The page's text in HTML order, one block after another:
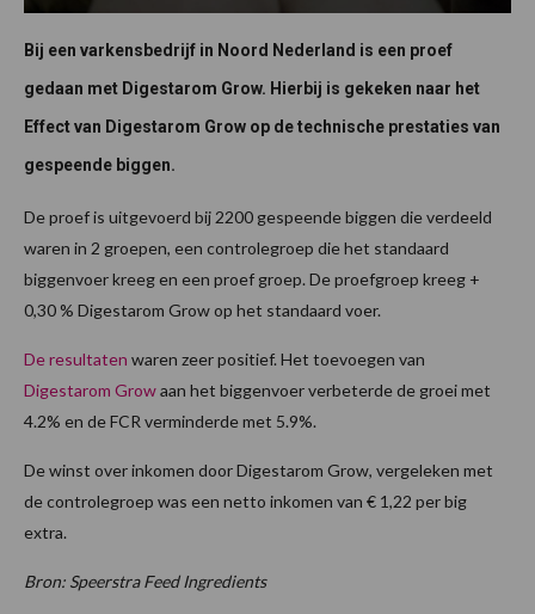
Bij een varkensbedrijf in Noord Nederland is een proef
gedaan met Digestarom Grow. Hierbij is gekeken naar het
Effect van Digestarom Grow op de technische prestaties van
gespeende biggen.
De proef is uitgevoerd bij 2200 gespeende biggen die verdeeld
waren in 2 groepen, een controlegroep die het standaard
biggenvoer kreeg en een proef groep. De proefgroep kreeg +
0,30 % Digestarom Grow op het standaard voer.
De resultaten waren zeer positief. Het toevoegen van
Digestarom Growaan het biggenvoer verbeterde de groei met
4.2% en de FCR verminderde met 5.9%.
De winst over inkomen door Digestarom Grow, vergeleken met
de controlegroep was een netto inkomen van € 1,22 per big
extra.
Bron: Speerstra Feed Ingredients